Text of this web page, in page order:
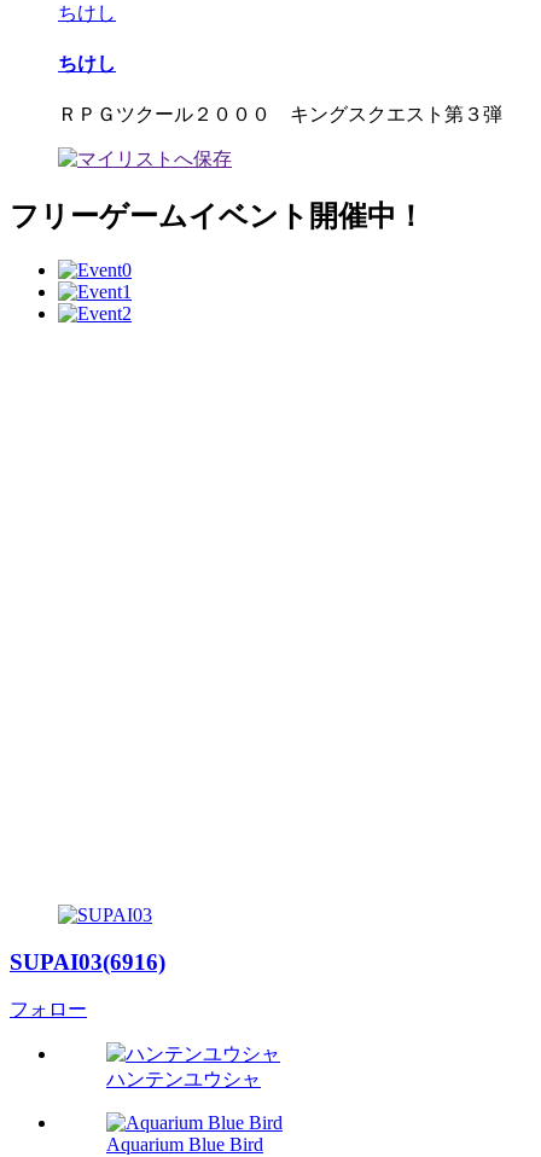
ちけし
ちけし
ＲＰＧツクール２０００ キングスクエスト第３弾
フリーゲームイベント開催中！
SUPAI03(6916)
フォロー
ハンテンユウシャ
Aquarium Blue Bird